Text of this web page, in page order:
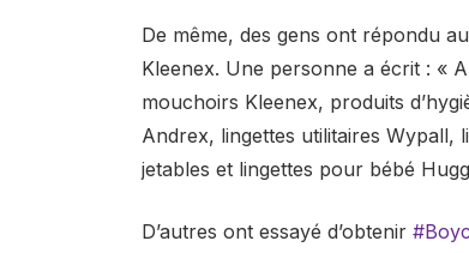
De même, des gens ont répondu
Kleenex. Une personne a écrit : «
mouchoirs Kleenex, produits
Andrex, lingettes utilitaires Wypall,
jetables et lingettes pour bébé
D’autres ont essayé d’obtenir